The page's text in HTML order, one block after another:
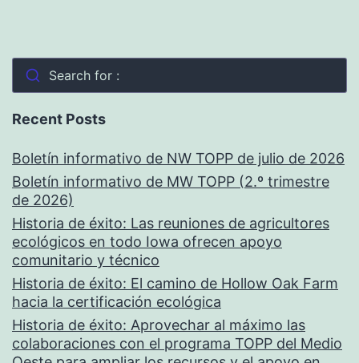
Search for :
Recent Posts
Boletín informativo de NW TOPP de julio de 2026
Boletín informativo de MW TOPP (2.º trimestre
de 2026)
Historia de éxito: Las reuniones de agricultores
ecológicos en todo Iowa ofrecen apoyo
comunitario y técnico
Historia de éxito: El camino de Hollow Oak Farm
hacia la certificación ecológica
Historia de éxito: Aprovechar al máximo las
colaboraciones con el programa TOPP del Medio